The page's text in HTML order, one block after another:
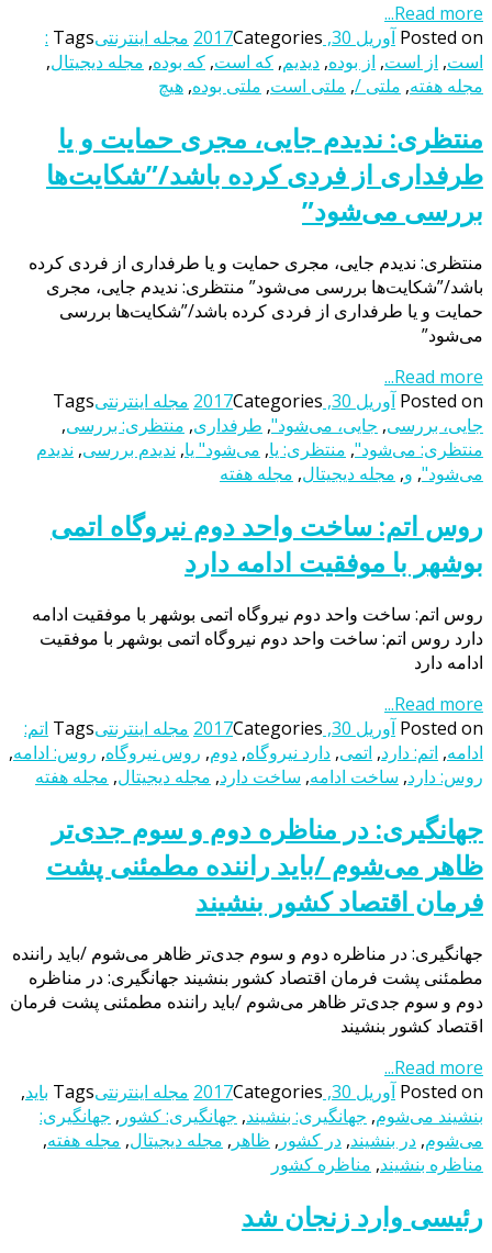
Read more...
Posted on آوریل 30, 2017 Categories مجله اینترنتیTags
:
است, از است, از بوده, دیدیم, که است, که بوده, مجله دیجیتال,
مجله هفته, ملتی /, ملتی است, ملتی بوده, هیچ
منتظری: ندیدم جایی، مجری حمایت و یا
طرفداری از فردی کرده باشد/”شکایت‌ها
بررسی می‌شود”
منتظری: ندیدم جایی، مجری حمایت و یا طرفداری از فردی کرده
باشد/”شکایت‌ها بررسی می‌شود” منتظری: ندیدم جایی، مجری
حمایت و یا طرفداری از فردی کرده باشد/”شکایت‌ها بررسی
می‌شود”
Read more...
Posted on آوریل 30, 2017 Categories مجله اینترنتیTags
جایی، بررسی, جایی، می‌شود", طرفداری, منتظری: بررسی,
منتظری: می‌شود", منتظری: یا, می‌شود" یا, ندیدم بررسی, ندیدم
می‌شود", و, مجله دیجیتال, مجله هفته
روس اتم: ساخت واحد دوم نیروگاه اتمی
بوشهر با موفقیت ادامه دارد
روس اتم: ساخت واحد دوم نیروگاه اتمی بوشهر با موفقیت ادامه
دارد روس اتم: ساخت واحد دوم نیروگاه اتمی بوشهر با موفقیت
ادامه دارد
Read more...
Posted on آوریل 30, 2017 Categories مجله اینترنتیTags اتم:
ادامه, اتم: دارد, اتمی, دارد نیروگاه, دوم, روس نیروگاه, روس: ادامه,
روس: دارد, ساخت ادامه, ساخت دارد, مجله دیجیتال, مجله هفته
جهانگیری: در مناظره دوم و سوم جدی‌تر
ظاهر می‌شوم /باید راننده مطمئنی پشت
فرمان اقتصاد کشور بنشیند
جهانگیری: در مناظره دوم و سوم جدی‌تر ظاهر می‌شوم /باید راننده
مطمئنی پشت فرمان اقتصاد کشور بنشیند جهانگیری: در مناظره
دوم و سوم جدی‌تر ظاهر می‌شوم /باید راننده مطمئنی پشت فرمان
اقتصاد کشور بنشیند
Read more...
Posted on آوریل 30, 2017 Categories مجله اینترنتیTags باید,
بنشیند می‌شوم, جهانگیری: بنشیند, جهانگیری: کشور , جهانگیری:
می‌شوم, در بنشیند, در کشور , ظاهر , مجله دیجیتال, مجله هفته,
مناظره بنشیند, مناظره کشور
رئیسی وارد زنجان شد